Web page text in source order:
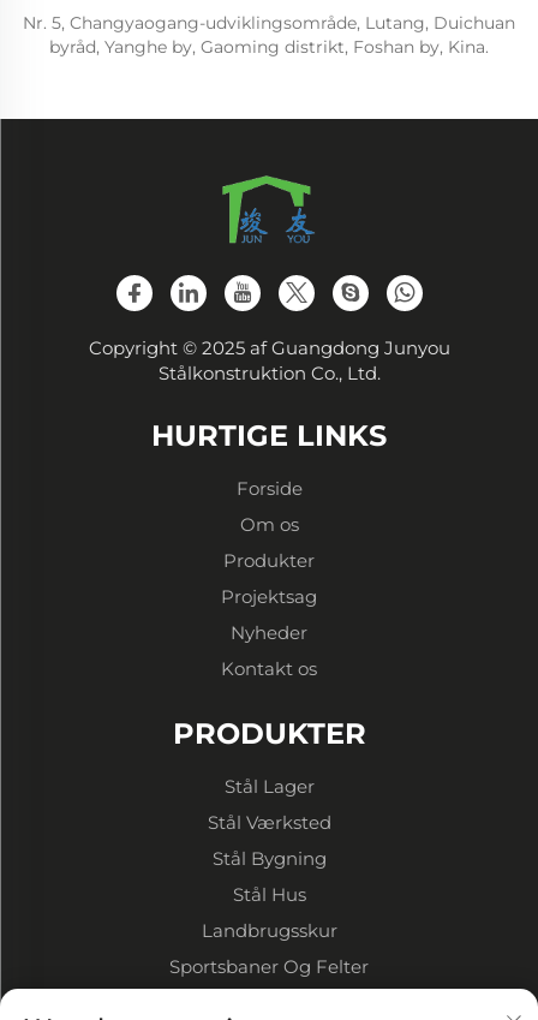
Nr. 5, Changyaogang-udviklingsområde, Lutang, Duichuan
byråd, Yanghe by, Gaoming distrikt, Foshan by, Kina.
Copyright © 2025 af Guangdong Junyou
Stålkonstruktion Co., Ltd.
HURTIGE LINKS
Forside
Om os
Produkter
Projektsag
Nyheder
Kontakt os
PRODUKTER
Stål Lager
Stål Værksted
Stål Bygning
Stål Hus
Landbrugsskur
Sportsbaner Og Felter